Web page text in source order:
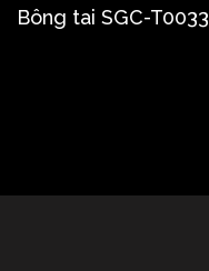
Bông tai SGC-T0033